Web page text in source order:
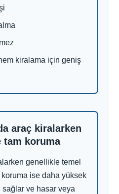
kiralama için geniş
araç kiralarken
tam koruma
genellikle temel
ise daha yüksek
ve hasar veya